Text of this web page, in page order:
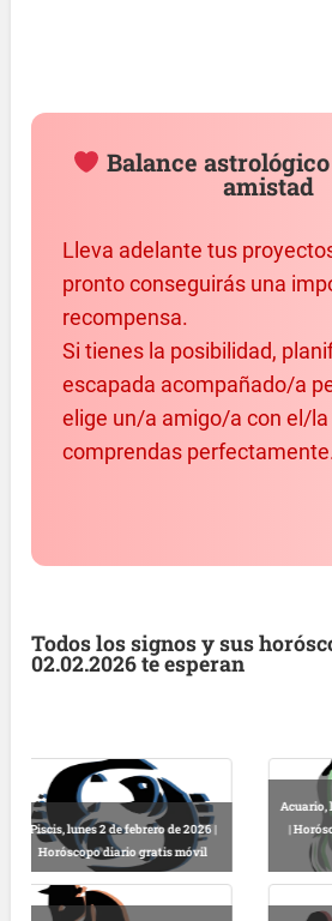
Balance
amistad
Lleva adelante tus
pronto conseguirás una
recompensa.
Si tienes la posibilidad,
escapada acompañado/a
elige un/a amigo/a con el/la
comprendas
Todos los signos y sus
02.02.2026 te esperan
Escorpio, lunes 2 de febrero de
2026 | Horóscopo dinero y amor
gratuito